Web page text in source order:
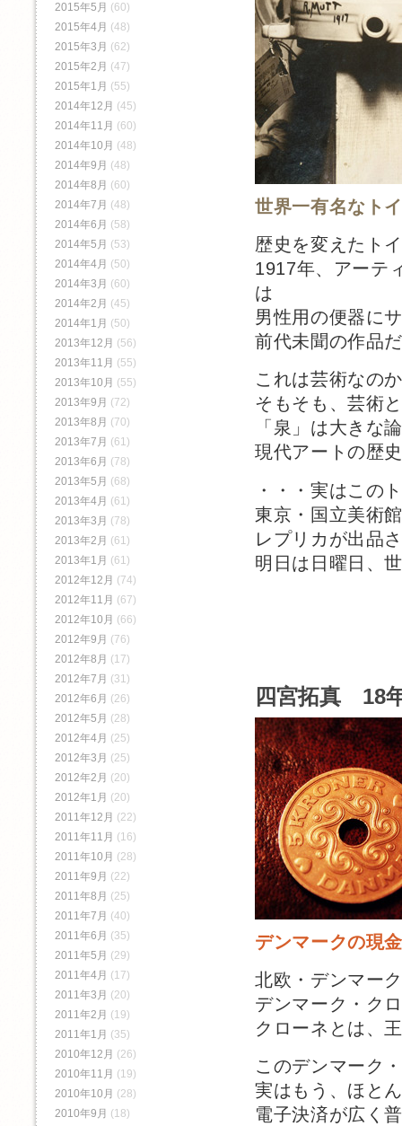
世界一有名なト
歴史を変えたト
1917年、アーテ
は
男性用の便器に
前代未聞の作品
これは芸術なの
そもそも、芸術
「泉」は大きな
現代アートの歴
・・・実はこの
東京・国立美術
レプリカが出品
明日は日曜日、
四宮拓真 18
デンマークの現
北欧・デンマー
デンマーク・ク
クローネとは、
このデンマーク
実はもう、ほと
電子決済が広く
2015年5月 (60)
2015年4月 (48)
2015年3月 (62)
2015年2月 (47)
2015年1月 (55)
2014年12月 (45)
2014年11月 (60)
2014年10月 (48)
2014年9月 (48)
2014年8月 (60)
2014年7月 (48)
2014年6月 (58)
2014年5月 (53)
2014年4月 (50)
2014年3月 (60)
2014年2月 (45)
2014年1月 (50)
2013年12月 (56)
2013年11月 (55)
2013年10月 (55)
2013年9月 (72)
2013年8月 (70)
2013年7月 (61)
2013年6月 (78)
2013年5月 (68)
2013年4月 (61)
2013年3月 (78)
2013年2月 (61)
2013年1月 (61)
2012年12月 (74)
2012年11月 (67)
2012年10月 (66)
2012年9月 (76)
2012年8月 (17)
2012年7月 (31)
2012年6月 (26)
2012年5月 (28)
2012年4月 (25)
2012年3月 (25)
2012年2月 (20)
2012年1月 (20)
2011年12月 (22)
2011年11月 (16)
2011年10月 (28)
2011年9月 (22)
2011年8月 (25)
2011年7月 (40)
2011年6月 (35)
2011年5月 (29)
2011年4月 (17)
2011年3月 (20)
2011年2月 (19)
2011年1月 (35)
2010年12月 (26)
2010年11月 (19)
2010年10月 (28)
2010年9月 (18)